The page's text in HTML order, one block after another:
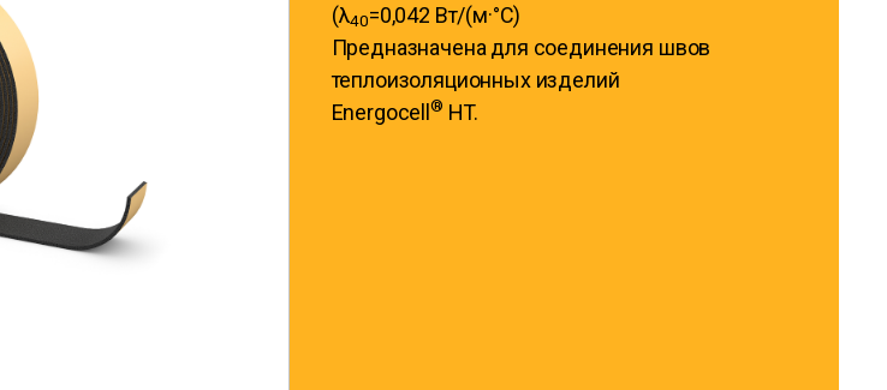
(λ40=0,042 Вт/(м·°С)
Предназначена для соединения швов
теплоизоляционных изделий
Energocell ® HT.